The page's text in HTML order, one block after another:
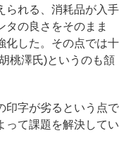
られる、消耗品が入手
タの良さをそのまま
化した。その点では十
桃澤氏)というのも頷
字が劣るという点で
って課題を解決してい